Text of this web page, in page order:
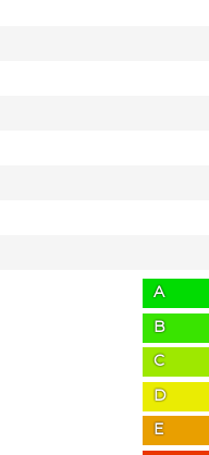
A
B
C
D
E